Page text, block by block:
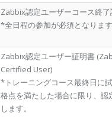
Zabbix認定ユーザーコース終
*全日程の参加が必須となります
Zabbix認定ユーザー証明書
Certified User)
*トレーニングコース最終日に
格点を満たした場合に限り、認
します。